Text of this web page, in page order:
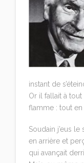
instant de
Or il fallait à
flamme : tout en
Soudain j’eus le
en arrière et
qui avançait